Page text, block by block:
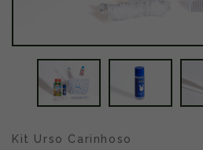
Kit Urso Carinhoso